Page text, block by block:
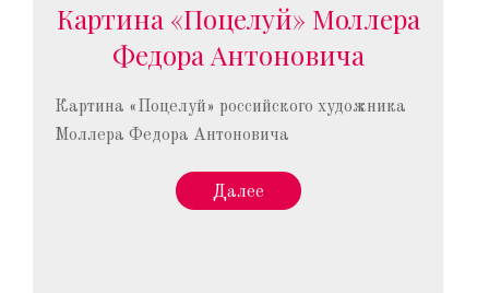
Картина «Поцелуй» Моллера
Федора Антоновича
Картина «Поцелуй» российского художника
Моллера Федора Антоновича
Далее